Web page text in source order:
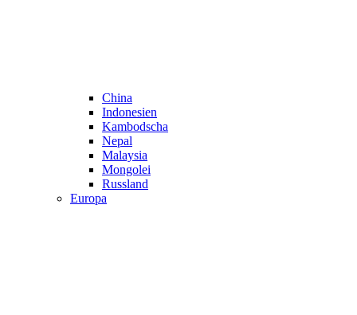
China
Indonesien
Kambodscha
Nepal
Malaysia
Mongolei
Russland
Europa